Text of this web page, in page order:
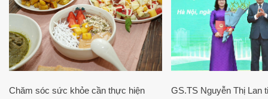
Chăm sóc sức khỏe cần thực hiện
GS.TS Nguyễn Thị Lan